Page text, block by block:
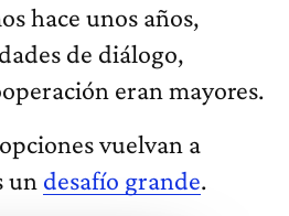
hace unos años,
de diálogo,
eran mayores.
vuelvan a
un desafío grande.